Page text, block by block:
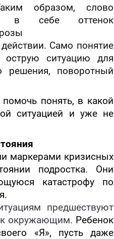
образом, слово
в себе оттенок
Само понятие
острую ситуацию для
решения, поворотный
понять, в какой
ситуацией и уже не
маркерами кризисных
подростка. Они
катастрофу по
предшествуют
к окружающим. Ребенок
«Я», пусть даже